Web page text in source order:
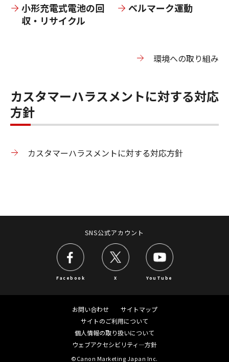
小形充電式電池の回
収・リサイクル
ベルマーク運動
環境への取り組み
カスタマーハラスメントに対する対応
方針
カスタマーハラスメントに対する対応方針
SNS公式アカウント
Facebook X YouTube
お問い合わせ
サイトマップ
サイトのご利用について
個人情報の取り扱いについて
ウェブアクセシビリティ―方針
©Canon Marketing Japan Inc.